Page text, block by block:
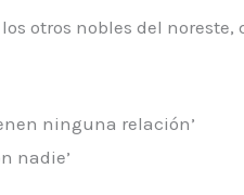
otros nobles del
ninguna relación’
nadie’